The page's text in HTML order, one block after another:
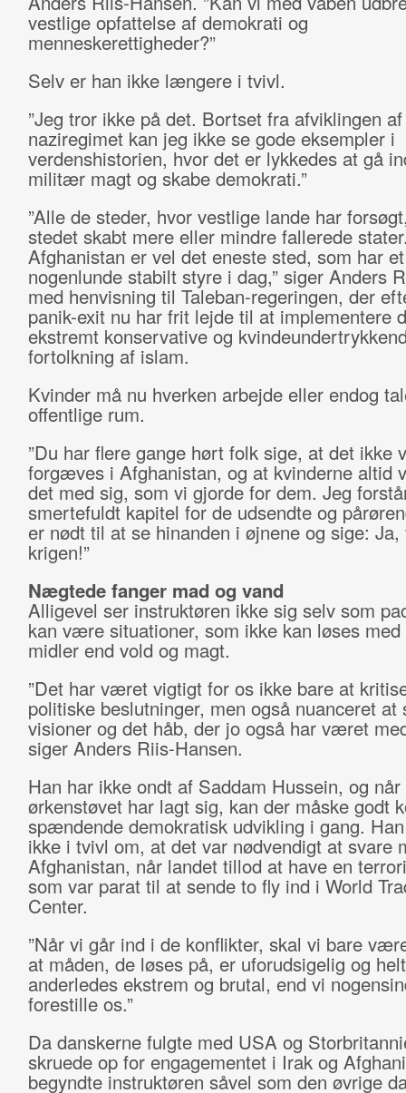
vestlige opfattelse af demokrati og
menneskerettigheder?”
Selv er han ikke længere i tvivl.
”Jeg tror ikke på det. Bortset fra afviklingen af
naziregimet kan jeg ikke se gode eksempler i
verdenshistorien, hvor det er lykkedes at gå
militær magt og skabe demokrati.”
”Alle de steder, hvor vestlige lande har
stedet skabt mere eller mindre fallerede
Afghanistan er vel det eneste sted, som har et
nogenlunde stabilt styre i dag,” siger Anders
med henvisning til Taleban-regeringen, der
panik-exit nu har frit lejde til at implementere
ekstremt konservative og
fortolkning af islam.
Kvinder må nu hverken arbejde eller endog
offentlige rum.
”Du har flere gange hørt folk sige, at det ikke
forgæves i Afghanistan, og at kvinderne altid
det med sig, som vi gjorde for dem. Jeg
smertefuldt kapitel for de udsendte og
er nødt til at se hinanden i øjnene og sige: Ja,
krigen!”
Nægtede fanger mad og vand
Alligevel ser instruktøren ikke sig selv som
kan være situationer, som ikke kan løses med
midler end vold og magt.
”Det har været vigtigt for os ikke bare at
politiske beslutninger, men også nuanceret at
visioner og det håb, der jo også har været
siger Anders Riis-Hansen.
Han har ikke ondt af Saddam Hussein, og når
ørkenstøvet har lagt sig, kan der måske godt
spændende demokratisk udvikling i gang.
ikke i tvivl om, at det var nødvendigt at
Afghanistan, når landet tillod at have en
som var parat til at sende to fly ind i World
Center.
”Når vi går ind i de konflikter, skal vi bare
at måden, de løses på, er uforudsigelig og helt
anderledes ekstrem og brutal, end vi
forestille os.”
Da danskerne fulgte med USA og
skruede op for engagementet i Irak og
begyndte instruktøren såvel som den øvrige